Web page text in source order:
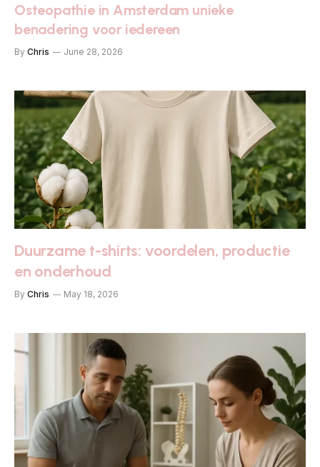
Osteopathie in Amsterdam unieke
benadering voor iedereen
By Chris June 28, 2026
Duurzame t-shirts: voordelen, productie
en onderhoud
By Chris May 18, 2026